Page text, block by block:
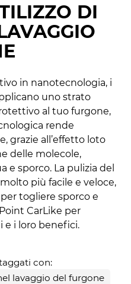
DI
in nanotecnologia, i
uno strato
al tuo furgone,
rende
grazie all’effetto loto
delle molecole,
e sporco. La pulizia del
più facile e veloce,
togliere sporco e
CarLike per
i loro benefici.
con:
lavaggio del furgone